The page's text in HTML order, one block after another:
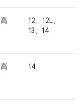
高
12、12L、
13、14
高 14